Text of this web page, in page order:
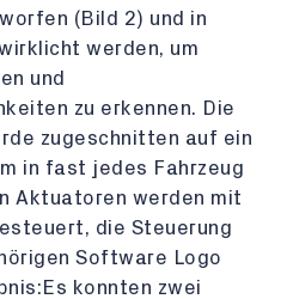
(Bild 2) und in
werden, um
und
zu erkennen. Die
zugeschnitten auf ein
in fast jedes Fahrzeug
Aktuatoren werden mit
die Steuerung
Software Logo
konnten zwei